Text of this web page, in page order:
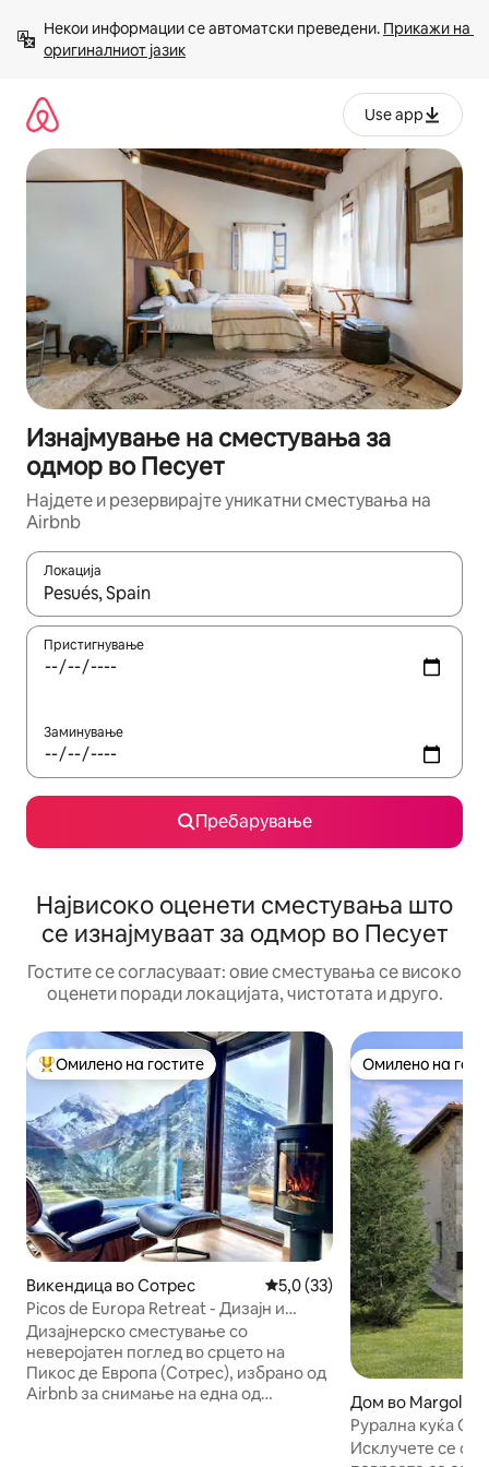
содржина
Некои информации се автоматски преведени. Прикажи на
оригиналниот јазик
Use app
Изнајмување на сместувања за
одмор во Песует
Најдете и резервирајте уникатни сместувања на
Airbnb
Локација
Кога резултатите се достапни, движете се со копчињата
Пристигнување
Заминување
Пребарување
Највисоко оценети сместувања што
се изнајмуваат за одмор во Песует
Гостите се согласуваат: овие сместувања се високо
оценети поради локацијата, чистотата и друго.
Меѓу најуспешните „Омилени на гостите“
Омилено на гостите
Викендица во Сотрес Просечна оцена: 5,0 од 5,
5,0 (33)
Picos de Europa Retreat - Дизајн и
неверојатен поглед
Дизајнерско сместување со
неверојатен поглед во срцето на
Пикос де Европа (Сотрес), избрано од
Airbnb за снимање на една од
Омилено на
Омилено на
Дом во Margolles
Рурална куќа
на зајдисонце
Исклучете се од